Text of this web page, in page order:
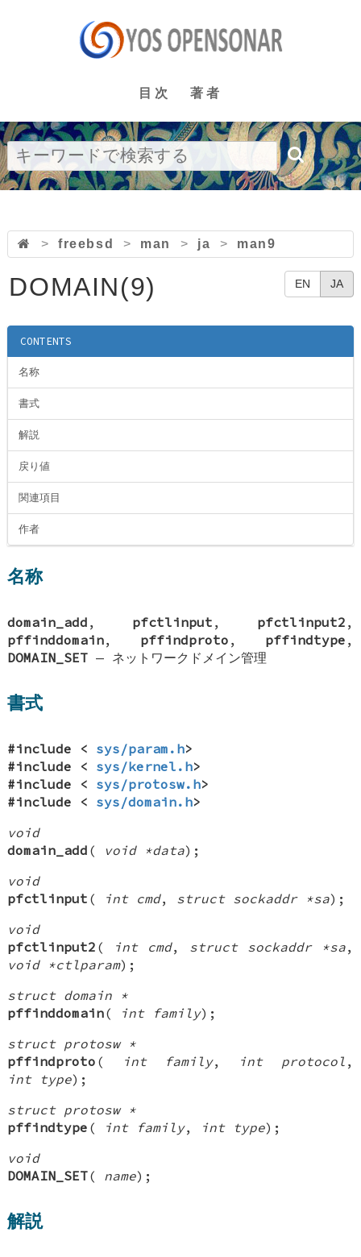
目次 著者
> freebsd > man > ja > man9
EN JA
DOMAIN(9)
CONTENTS
名称
書式
解説
戻り値
関連項目
作者
名称
domain_add , pfctlinput , pfctlinput2 ,
pffinddomain, pffindproto , pffindtype ,
DOMAIN_SET — ネットワークドメイン管理
書式
#include < sys/param.h>
#include < sys/kernel.h>
#include < sys/protosw.h>
#include < sys/domain.h>
void
domain_add ( void *data);
void
pfctlinput ( int cmd, struct sockaddr *sa);
void
pfctlinput2 ( int cmd, struct sockaddr *sa,
void *ctlparam);
struct domain *
pffinddomain( int family);
struct protosw *
pffindproto ( int family, int protocol ,
int type);
struct protosw *
pffindtype ( int family, int type);
void
DOMAIN_SET( name);
解説